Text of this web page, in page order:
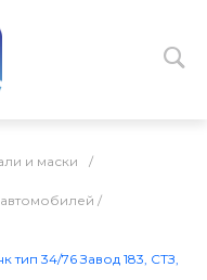
и маски
/
/
тип 34/76 Завод 183, СТЗ,